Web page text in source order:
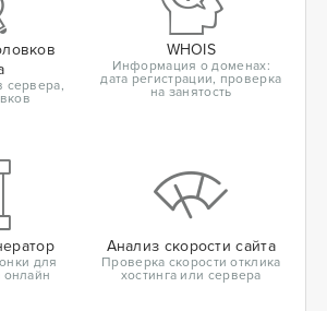
сервера,
WHOIS
Информация о доменах:
дата регистрации, проверка
на занятость
для
онлайн
Анализ скорости сайта
Проверка скорости отклика
хостинга или сервера